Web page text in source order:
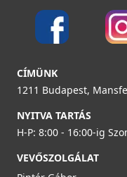
CÍMÜNK
1211 Budapest,
NYITVA TARTÁS
H-P: 8:00 - 16:00-ig
VEVŐSZOLGÁLAT